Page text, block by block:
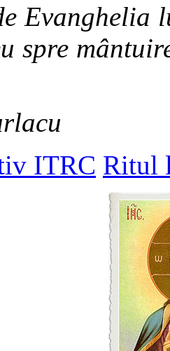
Evanghelia
spre
ITRC Ritul